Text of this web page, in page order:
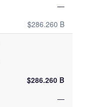
—
$286.260 B
$286.260 B
—